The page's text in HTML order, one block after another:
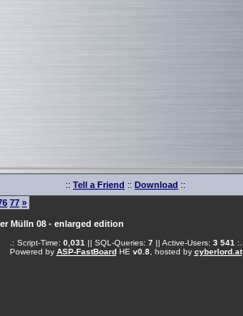
:: Tell a Friend :: Download ::
77 »
Mülln 08 - enlarged edition
.: Script-Time: 0,031 || SQL-Queries: 7|| Active-Users: 3 541 :.
Powered by ASP-FastBoardHE v0.8, hosted by cyberlord.at